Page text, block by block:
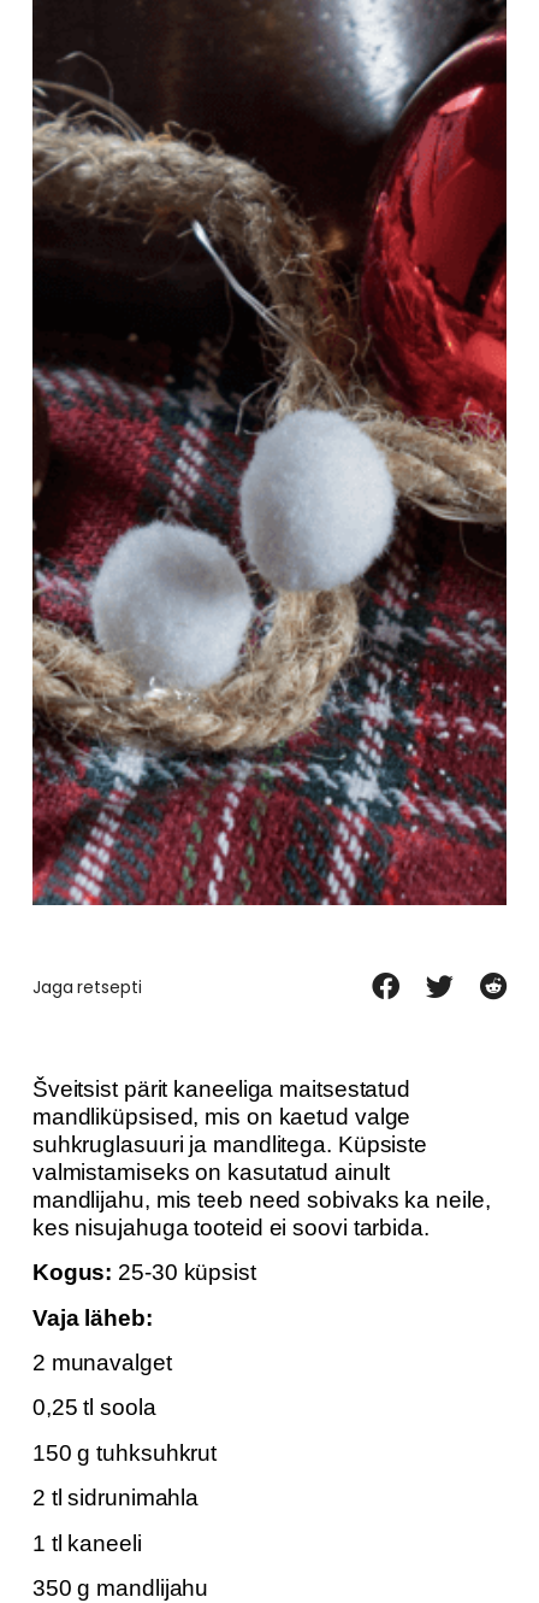
Jaga retsepti
Šveitsist pärit kaneeliga maitsestatud
mandliküpsised, mis on kaetud valge
suhkruglasuuri ja mandlitega. Küpsiste
valmistamiseks on kasutatud ainult
mandlijahu, mis teeb need sobivaks ka neile,
kes nisujahuga tooteid ei soovi tarbida.
Kogus: 25-30 küpsist
Vaja läheb:
2 munavalget
0,25 tl soola
150 g tuhksuhkrut
2 tl sidrunimahla
1 tl kaneeli
350 g mandlijahu